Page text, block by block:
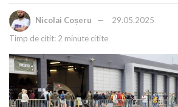
Nicolai Coșeru
29.05.2025
Timp de citit: 2 minute citite